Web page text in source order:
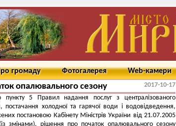
громаду Фотогалерея Web-камери
опалювального сезону 2017-10-17
пункту 5 Правил надання послуг з централізованого
постачання холодної та гарячої води і водовідведення,
постановою Кабінету Міністрів України від 21.07.2005
змінами), рішення про початок опалювального сезону